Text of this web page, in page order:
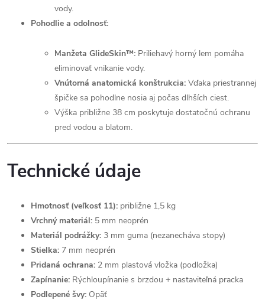
vody.
Pohodlie a odolnosť:
Manžeta GlideSkin™: Priliehavý horný lem pomáha
eliminovať vnikanie vody.
Vnútorná anatomická konštrukcia: Vďaka priestrannej
špičke sa pohodlne nosia aj počas dlhších ciest.
Výška približne 38 cm poskytuje dostatočnú ochranu
pred vodou a blatom.
Technické údaje
Hmotnosť (veľkosť 11): približne 1,5 kg
Vrchný materiál: 5 mm neoprén
Materiál podrážky: 3 mm guma (nezanecháva stopy)
Stielka: 7 mm neoprén
Pridaná ochrana: 2 mm plastová vložka (podložka)
Zapínanie: Rýchloupínanie s brzdou + nastaviteľná pracka
Podlepené švy: Opäť